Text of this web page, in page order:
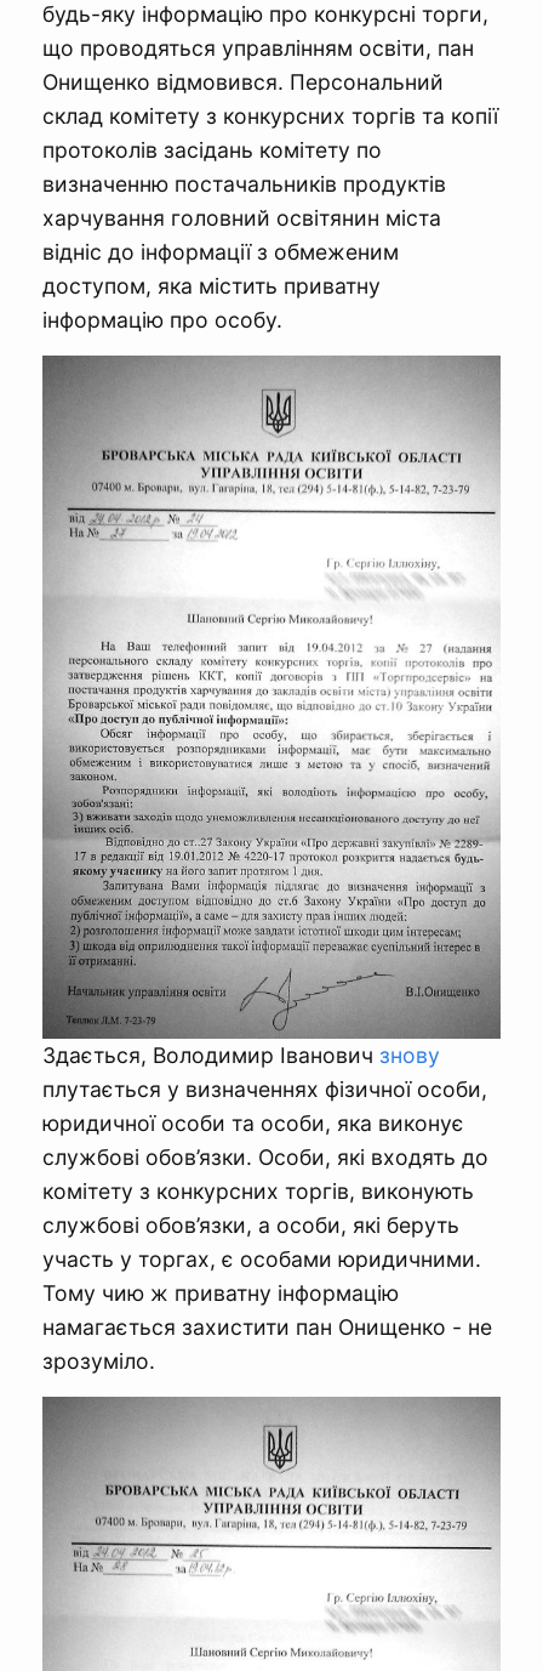
будь-яку інформацію про конкурсні торги,
що проводяться управлінням освіти, пан
Онищенко відмовився. Персональний
склад комітету з конкурсних торгів та копії
протоколів засідань комітету по
визначенню постачальників продуктів
харчування головний освітянин міста
відніс до інформації з обмеженим
доступом, яка містить приватну
інформацію про особу.
Здається, Володимир Іванович знову
плутається у визначеннях фізичної особи,
юридичної особи та особи, яка виконує
службові обов’язки. Особи, які входять до
комітету з конкурсних торгів, виконують
службові обов’язки, а особи, які беруть
участь у торгах, є особами юридичними.
Тому чию ж приватну інформацію
намагається захистити пан Онищенко - не
зрозуміло.